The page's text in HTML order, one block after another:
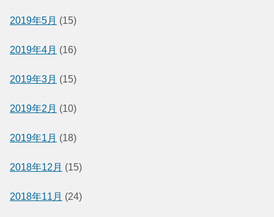
2019年5月 (15)
2019年4月 (16)
2019年3月 (15)
2019年2月 (10)
2019年1月 (18)
2018年12月 (15)
2018年11月 (24)